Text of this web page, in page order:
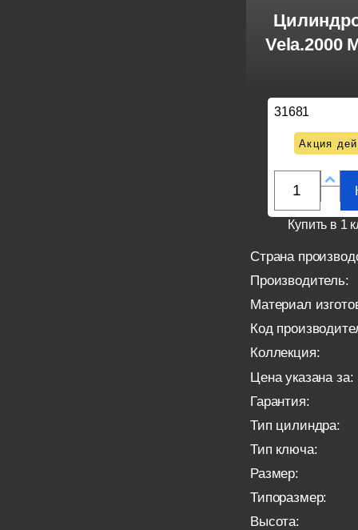
Vela.2000
31681
Акция
Купить в 1
Страна
Производитель:
Материал
Код
Коллекция:
Цена указана за:
Гарантия:
Тип цилиндра:
Тип ключа:
Размер:
Типоразмер:
Высота: